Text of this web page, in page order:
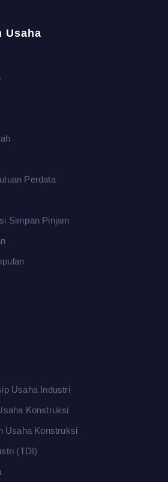
Usaha
Perdata
Simpan Pinjam
Usaha Industri
Konstruksi
Usaha Konstruksi
(TDI)